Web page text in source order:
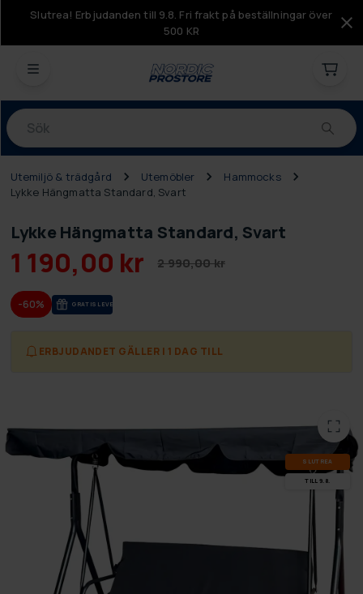
Slutrea! Erbjudanden till 9.8. Fri frakt på beställningar över
500 KR
Produkter
Utemiljö & trädgård Utemöbler
Hammocks
Lykke Hängmatta Standard, Svart
Lykke Hängmatta Standard, Svart
1 190,00 kr 2 990,00 kr
-60% GRA­TIS LE­VE­RANS
ERBJUDANDET GÄLLER I 1 DAG TILL
SLUT­REA
TILL 9.8.